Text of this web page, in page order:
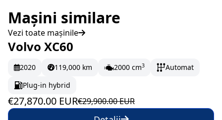
Mașini similare
Vezi toate mașinile
În stoc
464.5 EUR/lună
Volvo XC60
2020 119,000 km 2000 cm3
Automat
Plug-in hybrid
€27,870.00 EUR€29,900.00 EUR